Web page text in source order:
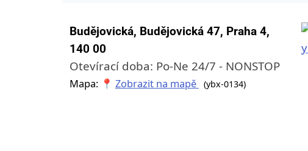
Budějovická, Budějovická 47, Praha 4,
140 00
Otevírací doba: Po-Ne 24/7 - NONSTOP
Mapa: 📍 Zobrazit na mapě (ybx-0134)